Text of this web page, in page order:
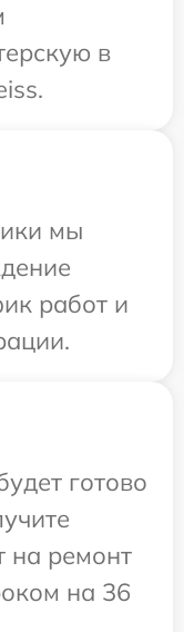
в
мы
работ и
готово
на ремонт
на 36